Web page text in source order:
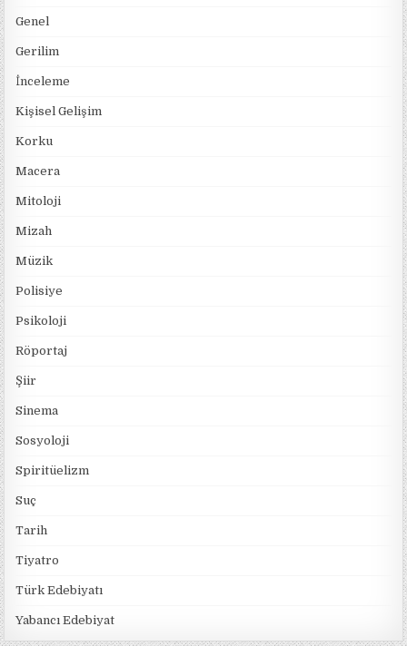
Genel
Gerilim
İnceleme
Kişisel Gelişim
Korku
Macera
Mitoloji
Mizah
Müzik
Polisiye
Psikoloji
Röportaj
Şiir
Sinema
Sosyoloji
Spiritüelizm
Suç
Tarih
Tiyatro
Türk Edebiyatı
Yabancı Edebiyat